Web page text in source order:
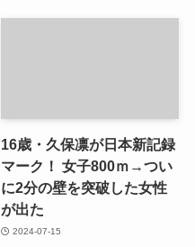
16歳・久保凛が日本新記録
マーク！ 女子800ｍ→つい
に2分の壁を突破した女性
が出た
2024-07-15